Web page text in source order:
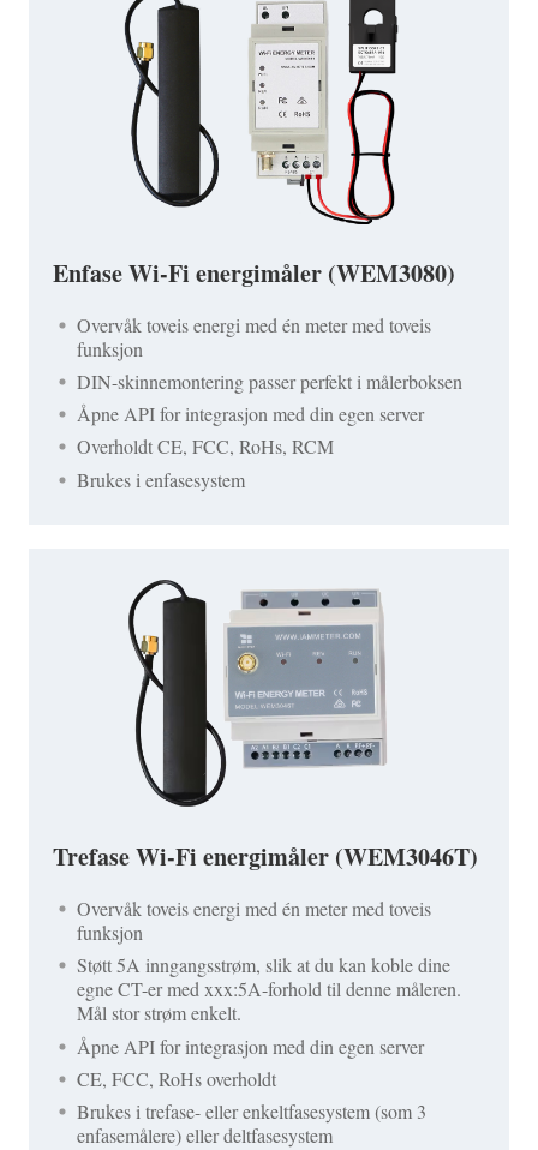
Enfase Wi-Fi energimåler (WEM3080)
Overvåk toveis energi med én meter med toveis
funksjon
DIN-skinnemontering passer perfekt i målerboksen
Åpne API for integrasjon med din egen server
Overholdt CE, FCC, RoHs, RCM
Brukes i enfasesystem
Trefase Wi-Fi energimåler (WEM3046T)
Overvåk toveis energi med én meter med toveis
funksjon
Støtt 5A inngangsstrøm, slik at du kan koble dine
egne CT-er med xxx:5A-forhold til denne måleren.
Mål stor strøm enkelt.
Åpne API for integrasjon med din egen server
CE, FCC, RoHs overholdt
Brukes i trefase- eller enkeltfasesystem (som 3
enfasemålere) eller deltfasesystem